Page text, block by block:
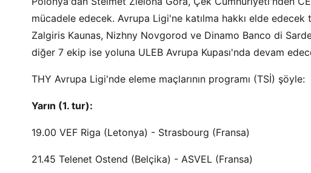
mücadele edecek. Avrupa Ligi'ne katılma hakkı elde
Zalgiris Kaunas, Nizhny Novgorod ve Dinamo Banco di
diğer 7 ekip ise yoluna ULEB Avrupa Kupası'nda devam
THY Avrupa Ligi'nde eleme maçlarının programı (TSİ) şöyle:
Yarın (1. tur):
19.00 VEF Riga (Letonya) - Strasbourg (Fransa)
21.45 Telenet Ostend (Belçika) - ASVEL (Fransa)